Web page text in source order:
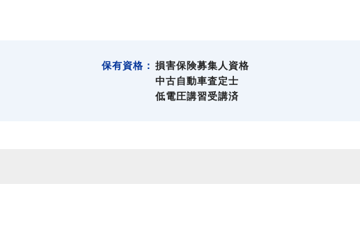
保有資格： 損害保険募集人資格
中古自動車査定士
低電圧講習受講済